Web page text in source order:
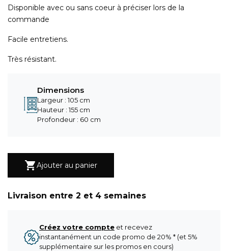
Disponible avec ou sans coeur à préciser lors de la
commande
Facile entretiens.
Très résistant.
Dimensions
Largeur : 105 cm
Hauteur : 155 cm
Profondeur : 60 cm
Ajouter au panier
Livraison entre 2 et 4 semaines
Créez votre compte et recevez
instantanément un code promo de 20% * (et 5%
supplémentaire sur les promos en cours)